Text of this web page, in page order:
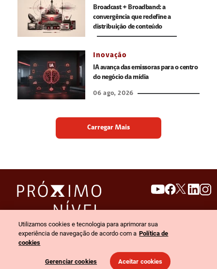
Broadcast + Broadband: a
convergência que redefine a
distribuição de conteúdo
Inovação
IA avança das emissoras para o centro
do negócio da mídia
06 ago, 2026
Carregar Mais
search
© 2026 Claro empresas. Todos os direitos reservados.
Utilizamos cookies e tecnologia para aprimorar sua
experiência de navegação de acordo com a Política de
cookies
Gerenciar cookies Aceitar cookies